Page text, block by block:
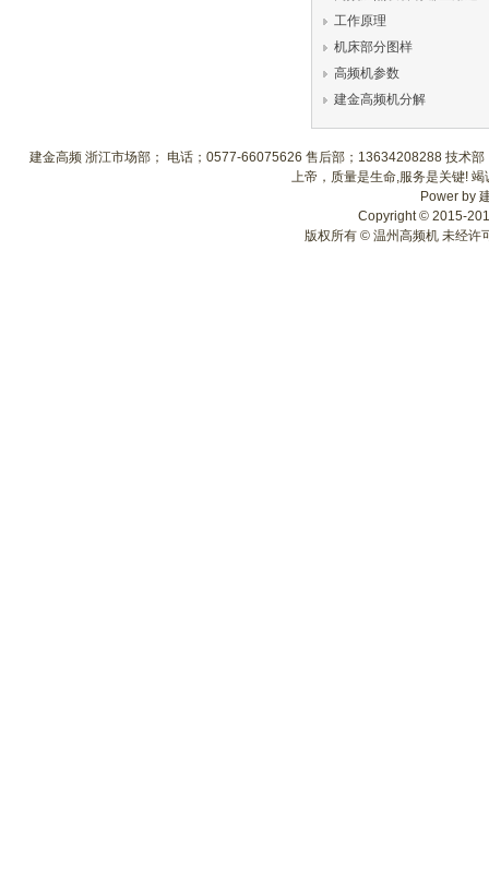
工作原理
机床部分图样
高频机参数
建金高频机分解
建金高频 浙江市场部； 电话；0577-66075626 售后部；13634208288 技术
上帝，质量是生命,服务是关键!
Power by
Copyright © 2015-
版权所有 © 温州高频机 未经许